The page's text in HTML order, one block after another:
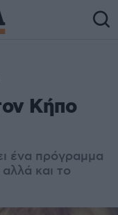
Κήπο
ένα πρόγραμμα
και το